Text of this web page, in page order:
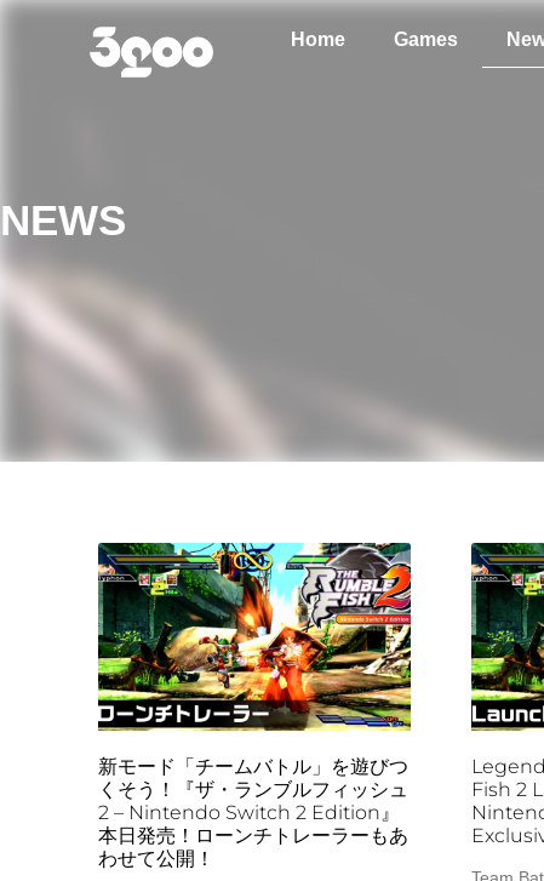
Home Games
NEWS
新モード「チームバトル」を遊びつ
くそう！『ザ・ランブルフィッシュ
2 – Nintendo Switch 2 Edition』
本日発売！ローンチトレーラーもあ
わせて公開！
Fish 2